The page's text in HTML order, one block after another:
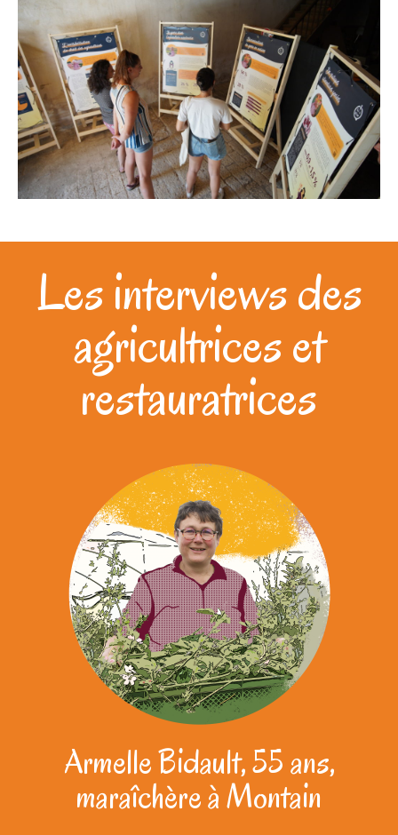
Les interviews des
agricultrices et
restauratrices
Armelle Bidault, 55 ans,
maraîchère à Montain